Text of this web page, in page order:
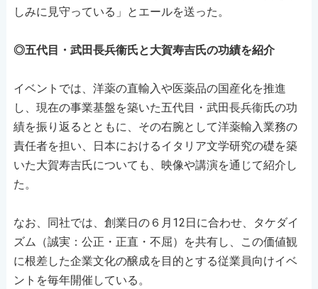
しみに見守っている」とエールを送った。
◎五代目・武田長兵衞氏と大賀寿吉氏の功績を紹介
イベントでは、洋薬の直輸入や医薬品の国産化を推進
し、現在の事業基盤を築いた五代目・武田長兵衞氏の功
績を振り返るとともに、その右腕として洋薬輸入業務の
責任者を担い、日本におけるイタリア文学研究の礎を築
いた大賀寿吉氏についても、映像や講演を通じて紹介し
た。
なお、同社では、創業日の６月12日に合わせ、タケダイ
ズム（誠実：公正・正直・不屈）を共有し、この価値観
に根差した企業文化の醸成を目的とする従業員向けイベ
ントを毎年開催している。